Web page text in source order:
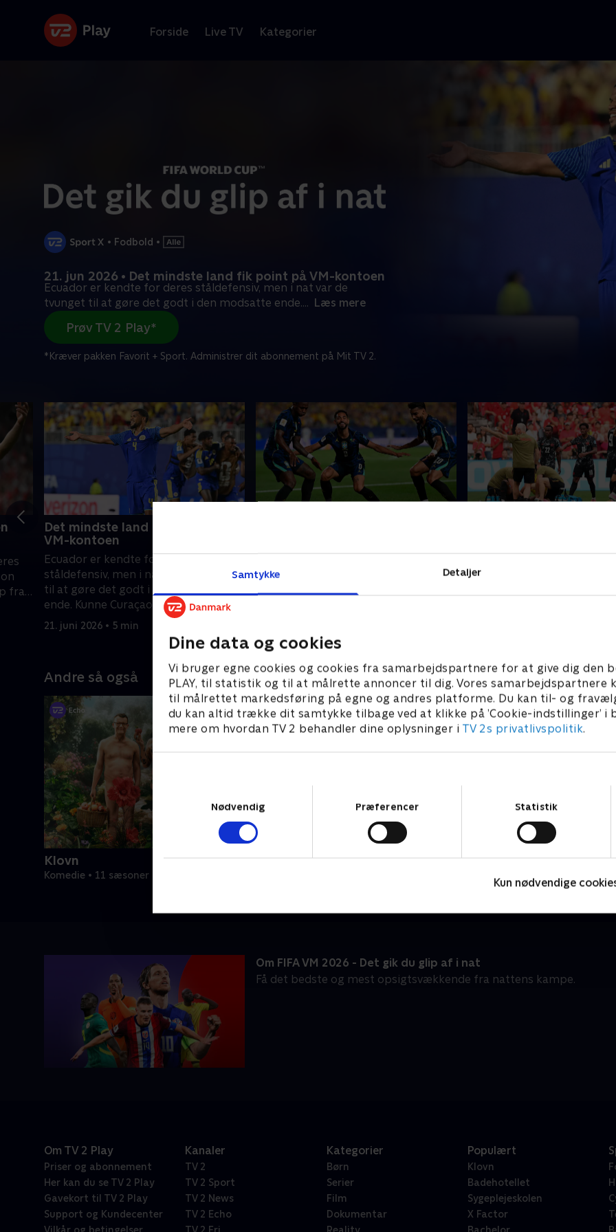
Samtykke Detaljer
Dine data og cookies
Vi bruger egne cookies og cookies fra samarbejdspartnere for at give dig den
PLAY, til statistik og til at målrette annoncer til dig. Vores samarbejdspartnere
til målrettet markedsføring på egne og andres platforme. Du kan til- og
du kan altid trække dit samtykke tilbage ved at klikke på ’Cookie-indstillinger’ i
mere om hvordan TV 2 behandler dine oplysninger i TV 2s privatlivspolitik.
Nødvendig
Præferencer Statistik
Kun nødvendige
Forside Live TV Kategorier
• Fodbold •
21. jun 2026 • Det mindste land fik point på VM-kontoen
Ecuador er kendte for deres ståldefensiv, men i nat var de
tvunget til at gøre det godt i den modsatte ende.... Læs mere
Prøv TV 2 Play*
*Kræver pakken Favorit + Sport. Administrer dit abonnement på Mit TV 2.
fra
Det mindste land fik point på
VM-kontoen
Ecuador er kendte for deres
ståldefensiv, men i nat var de tvunget
til at gøre det godt i den modsatte
ende. Kunne Curaçao levere en
sensation?
21. juni 2026 • 5 min
Haiti-forsvaret, da Brasilien havde
ryggen mod muren. Paraguays
forfærdelige scener, da
Andre så også
Klovn
Komedie • 11 sæsoner
24 stjerners julikalender
Om FIFA VM 2026 - Det gik du glip af i nat
Få det bedste og mest opsigtsvækkende fra nattens kampe.
Om TV 2 Play
Priser og abonnement
Her kan du se TV 2 Play
Gavekort til TV 2 Play
Support og Kundecenter
Kanaler
TV 2
TV 2 Sport
TV 2 News
TV 2 Echo
Kategorier
Børn
Serier
Film
Dokumentar
Populært
Klovn
Badehotellet
Sygeplejeskolen
X Factor